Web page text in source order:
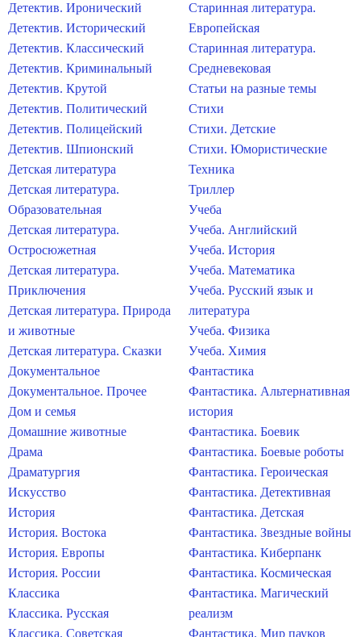
Детектив. Иронический
Детектив. Исторический
Детектив. Классический
Детектив. Криминальный
Детектив. Крутой
Детектив. Политический
Детектив. Полицейский
Детектив. Шпионский
Детская литература
Детская литература.
Образовательная
Детская литература.
Остросюжетная
Детская литература.
Приключения
Детская литература. Природа
и животные
Детская литература. Сказки
Документальное
Документальное. Прочее
Дом и семья
Домашние животные
Драма
Драматургия
Искусство
История
История. Востока
История. Европы
История. России
Классика
Классика. Русская
Классика. Советская
Старинная литература.
Европейская
Старинная литература.
Средневековая
Статьи на разные темы
Стихи
Стихи. Детские
Стихи. Юмористические
Техника
Триллер
Учеба
Учеба. Английский
Учеба. История
Учеба. Математика
Учеба. Русский язык и
литература
Учеба. Физика
Учеба. Химия
Фантастика
Фантастика. Альтернативная
история
Фантастика. Боевик
Фантастика. Боевые роботы
Фантастика. Героическая
Фантастика. Детективная
Фантастика. Детская
Фантастика. Звездные войны
Фантастика. Киберпанк
Фантастика. Космическая
Фантастика. Магический
реализм
Фантастика. Мир пауков